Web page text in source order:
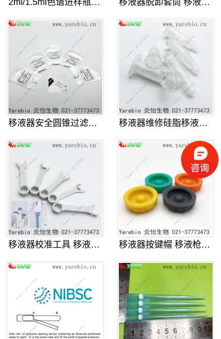
移液器安全圆锥过滤器 移液枪保护滤 移液器维修硅脂移液枪密封硅油适配赛
移液器校准工具 移液枪维修扳手 适 移液器按键帽 移液枪彩色识别帽彩帽